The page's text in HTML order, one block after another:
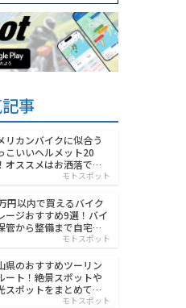
事
リカンバイクに似合う
こいいヘルメット20
オススメはお洒落でワ
モトスポット
円以内で買えるバイク
ージおすすめ9選！バイ
管から整備まで自宅で
モトスポット
県のおすすめツーリン
ート！絶景スポットや
スポットをまとめて紹
モトスポット